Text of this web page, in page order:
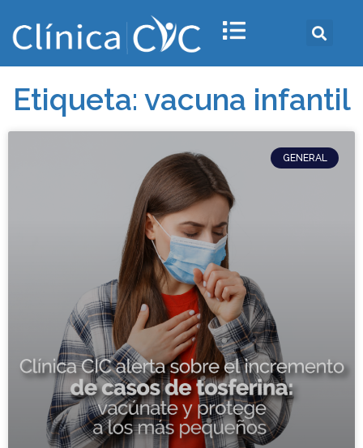
Etiqueta: vacuna infantil
GENERAL